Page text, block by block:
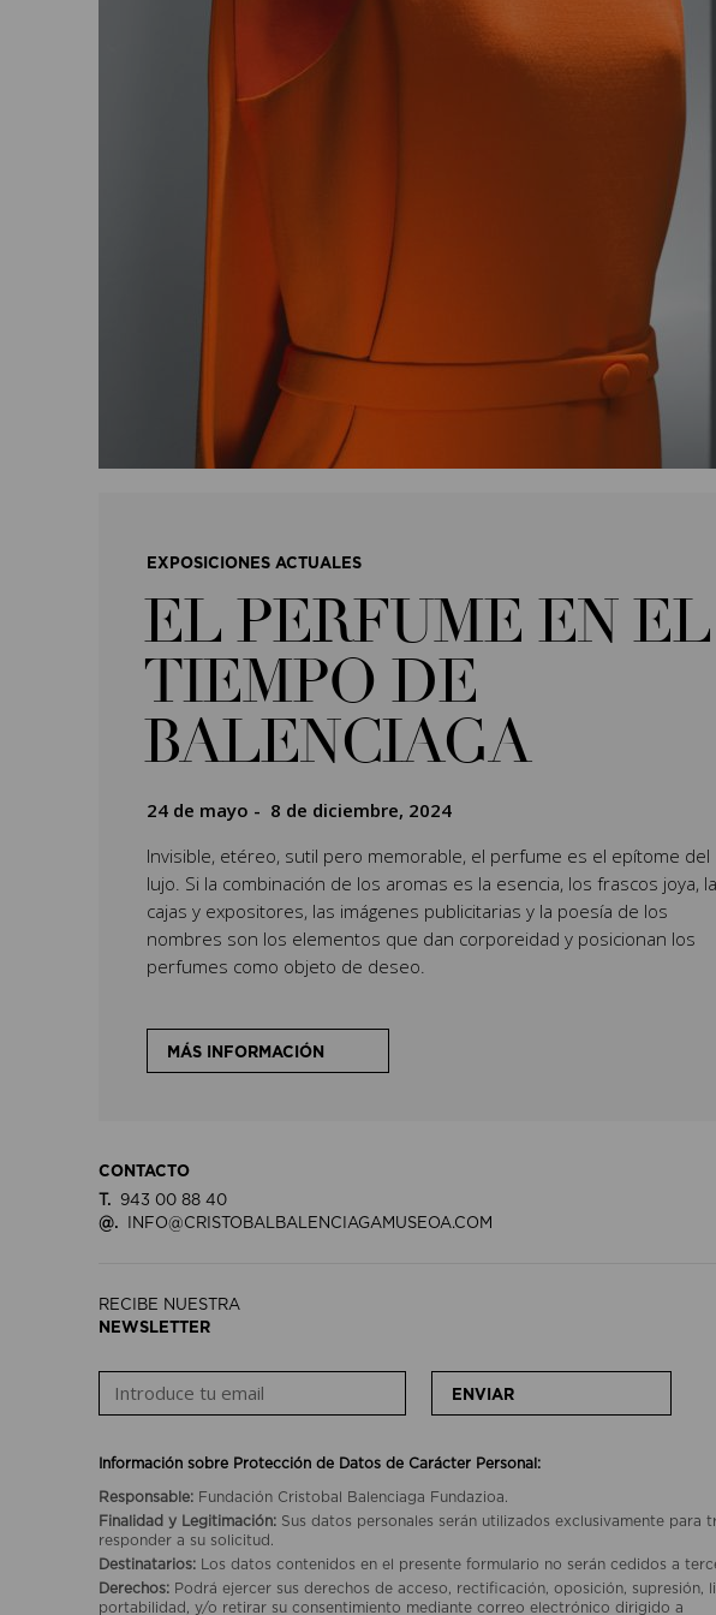
EXPOSICIONES ACTUALES
EL PERFUME EN EL
TIEMPO DE
BALENCIAGA
24 de mayo - 8 de diciembre, 2024
Invisible, etéreo, sutil pero memorable, el perfume es el epítome del
lujo. Si la combinación de los aromas es la esencia, los frascos joya,
cajas y expositores, las imágenes publicitarias y la poesía de los
nombres son los elementos que dan corporeidad y posicionan los
perfumes como objeto de deseo.
MÁS INFORMACIÓN
CONTACTO
T.
943 00 88 40
@.
INFO@CRISTOBALBALENCIAGAMUSEOA.COM
RECIBE NUESTRA
NEWSLETTER
ENVIAR
Información sobre Protección de Datos de Carácter Personal:
Responsable: Fundación Cristobal Balenciaga Fundazioa.
Finalidad y Legitimación: Sus datos personales serán utilizados exclusivamente para
responder a su solicitud.
Destinatarios:
Los datos contenidos en el presente formulario no serán cedidos a
Derechos: Podrá ejercer sus derechos de acceso, rectificación, oposición, supresión,
portabilidad, y/o retirar su consentimiento mediante correo electrónico dirigido a